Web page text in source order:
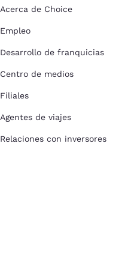
Acerca de Choice
Empleo
Desarrollo de franquicias
Centro de medios
Filiales
Agentes de viajes
Relaciones con inversores